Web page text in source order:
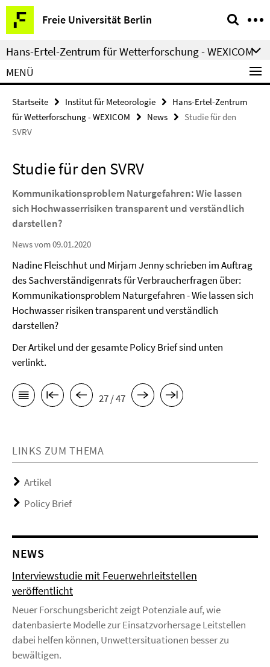
Springe
direkt
zu
Inhalt
Freie Universität Berlin
Service-
Navigation
Hans-Ertel-Zentrum für Wetterforschung - WEXICOM
MENÜ
Startseite Institut für Meteorologie
Hans-Ertel-Zentrum
für Wetterforschung - WEXICOM
News
Studie für den
SVRV
Studie für den SVRV
Kommunikationsproblem Naturgefahren: Wie lassen
sich Hochwasserrisiken transparent und verständlich
darstellen?
News vom 09.01.2020
Nadine Fleischhut und Mirjam Jenny schrieben im Auftrag
des Sachverständigenrats für Verbraucherfragen über:
Kommunikationsproblem Naturgefahren - Wie lassen sich
Hochwasser risiken transparent und verständlich
darstellen?
Der Artikel und der gesamte Policy Brief sind unten
verlinkt.
27 / 47
LINKS ZUM THEMA
Artikel
Policy Brief
NEWS
Interviewstudie mit Feuerwehrleitstellen
veröffentlicht
Neuer Forschungsbericht zeigt Potenziale auf, wie
datenbasierte Modelle zur Einsatzvorhersage Leitstellen
dabei helfen können, Unwettersituationen besser zu
bewältigen.